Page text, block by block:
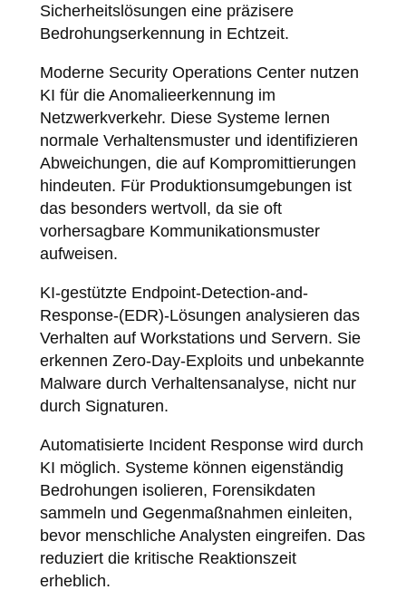
Sicherheitslösungen eine präzisere
Bedrohungserkennung in Echtzeit.
Moderne Security Operations Center nutzen
KI für die Anomalieerkennung im
Netzwerkverkehr. Diese Systeme lernen
normale Verhaltensmuster und identifizieren
Abweichungen, die auf Kompromittierungen
hindeuten. Für Produktionsumgebungen ist
das besonders wertvoll, da sie oft
vorhersagbare Kommunikationsmuster
aufweisen.
KI-gestützte Endpoint-Detection-and-
Response-(EDR)-Lösungen analysieren das
Verhalten auf Workstations und Servern. Sie
erkennen Zero-Day-Exploits und unbekannte
Malware durch Verhaltensanalyse, nicht nur
durch Signaturen.
Automatisierte Incident Response wird durch
KI möglich. Systeme können eigenständig
Bedrohungen isolieren, Forensikdaten
sammeln und Gegenmaßnahmen einleiten,
bevor menschliche Analysten eingreifen. Das
reduziert die kritische Reaktionszeit
erheblich.